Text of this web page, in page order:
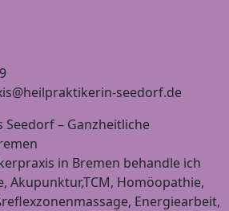
seedorf.de
– Ganzheitliche
in Bremen behandle ich
Akupunktur,TCM, Homöopathie,
Energiearbeit,